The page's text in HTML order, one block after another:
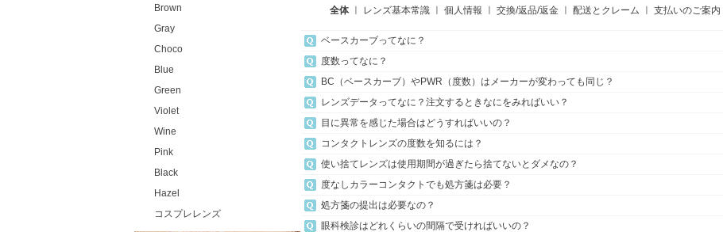
Brown
Gray
Choco
Blue
Green
Violet
Wine
Pink
Black
Hazel
コスプレレンズ
全体ㅣ レンズ基本常識 個人情報 交換/返品/返金 配送とクレーム 支払いのご案内
ベースカーブってなに？
度数ってなに？
BC（ベースカーブ）やPWR（度数）はメーカーが変わっても同じ？
レンズデータってなに？注文するときなにをみればいい？
目に異常を感じた場合はどうすればいいの？
コンタクトレンズの度数を知るには？
使い捨てレンズは使用期間が過ぎたら捨てないとダメなの？
度なしカラーコンタクトでも処方箋は必要？
処方箋の提出は必要なの？
眼科検診はどれくらいの間隔で受ければいいの？